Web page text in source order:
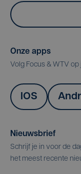
Onze apps
Volg Focus & WTV
IOS
Nieuwsbrief
Schrijf je in voor de
het meest recente